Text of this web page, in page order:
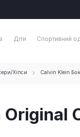
Діти Спортивний
Хіпси Calvin Klein
Original